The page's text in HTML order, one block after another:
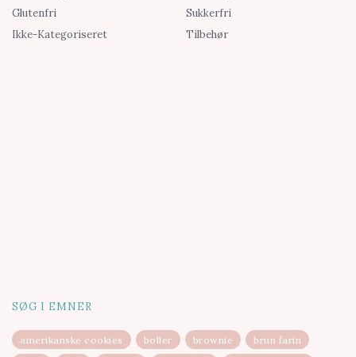
Glutenfri
Ikke-Kategoriseret
Sukkerfri
Tilbehør
SØG I EMNER
amerikanske cookies boller brownie
brun farin